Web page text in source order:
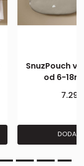
SnuzPouch
od 6-